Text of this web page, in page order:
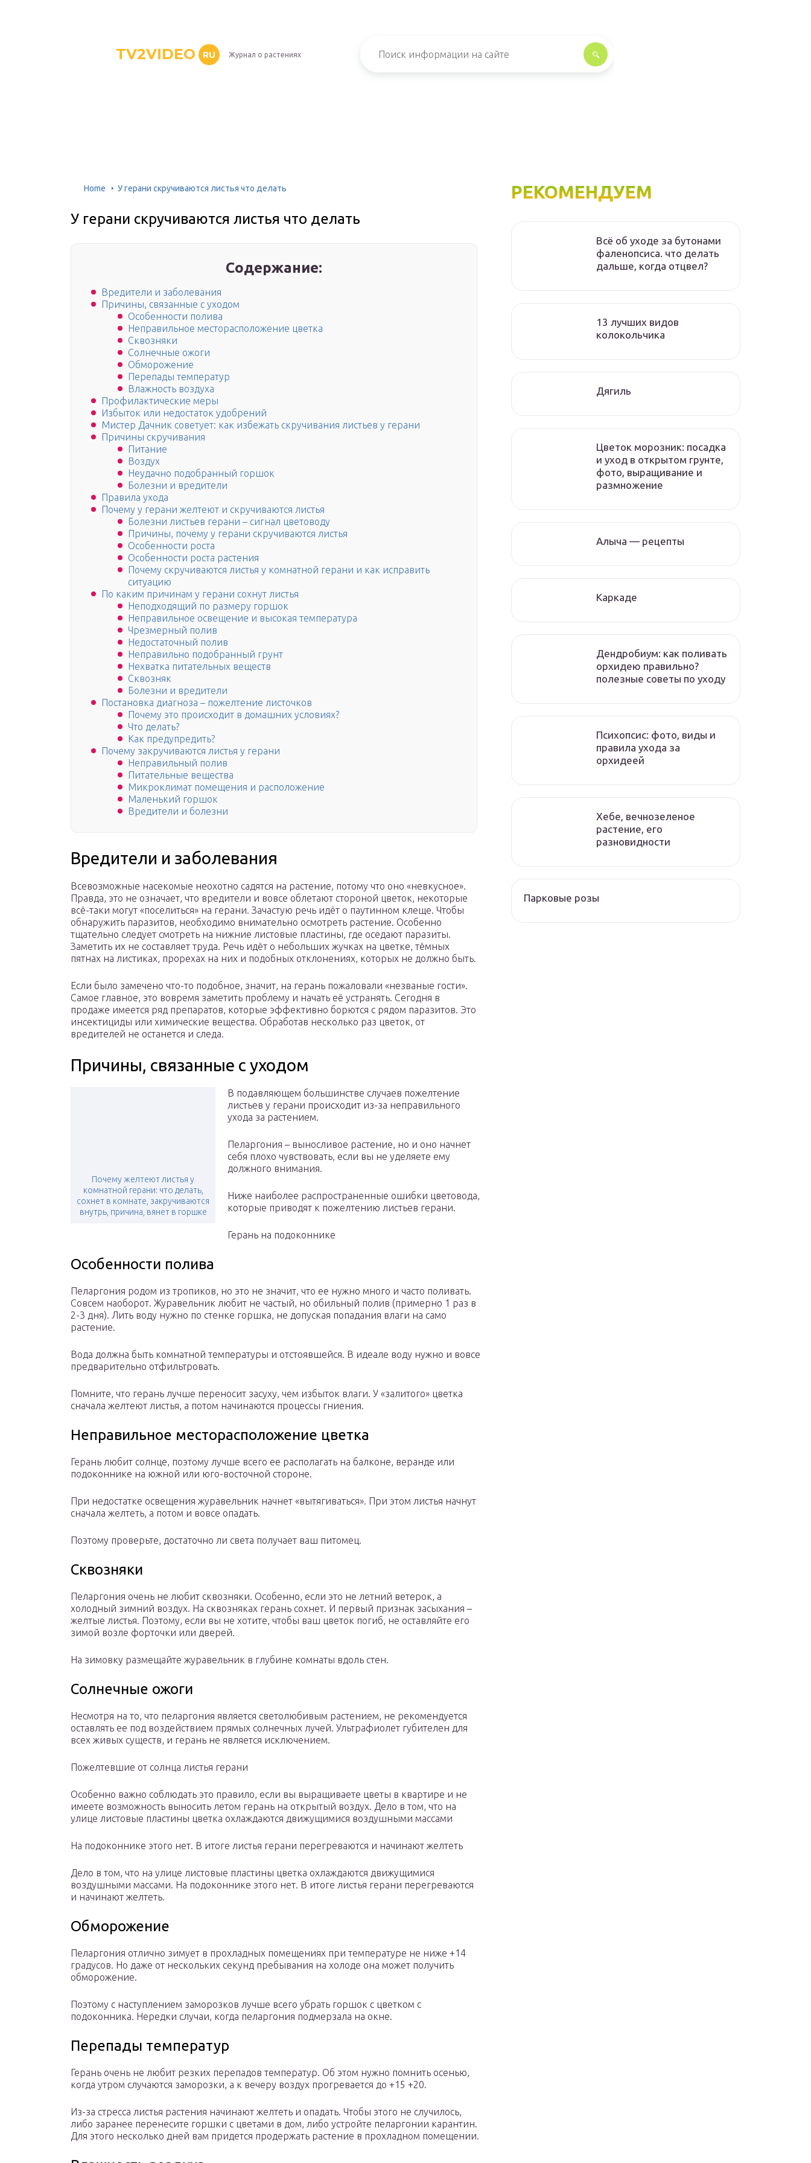
TV2VIDEO RU Журнал о растениях
Home У герани скручиваются листья что делать
У герани скручиваются листья что делать
Содержание:
Вредители и заболевания
Причины, связанные с уходом
Особенности полива
Неправильное месторасположение цветка
Сквозняки
Солнечные ожоги
Обморожение
Перепады температур
Влажность воздуха
Профилактические меры
Избыток или недостаток удобрений
Мистер Дачник советует: как избежать скручивания листьев у герани
Причины скручивания
Питание
Воздух
Неудачно подобранный горшок
Болезни и вредители
Правила ухода
Почему у герани желтеют и скручиваются листья
Болезни листьев герани – сигнал цветоводу
Причины, почему у герани скручиваются листья
Особенности роста
Особенности роста растения
Почему скручиваются листья у комнатной герани и как исправить
ситуацию
По каким причинам у герани сохнут листья
Неподходящий по размеру горшок
Неправильное освещение и высокая температура
Чрезмерный полив
Недостаточный полив
Неправильно подобранный грунт
Нехватка питательных веществ
Сквозняк
Болезни и вредители
Постановка диагноза – пожелтение листочков
Почему это происходит в домашних условиях?
Что делать?
Как предупредить?
Почему закручиваются листья у герани
Неправильный полив
Питательные вещества
Микроклимат помещения и расположение
Маленький горшок
Вредители и болезни
Вредители и заболевания
Всевозможные насекомые неохотно садятся на растение, потому что оно «невкусное».
Правда, это не означает, что вредители и вовсе облетают стороной цветок, некоторые
всё-таки могут «поселиться» на герани. Зачастую речь идёт о паутинном клеще. Чтобы
обнаружить паразитов, необходимо внимательно осмотреть растение. Особенно
тщательно следует смотреть на нижние листовые пластины, где оседают паразиты.
Заметить их не составляет труда. Речь идёт о небольших жучках на цветке, тёмных
пятнах на листиках, прорехах на них и подобных отклонениях, которых не должно быть.
Если было замечено что-то подобное, значит, на герань пожаловали «незваные гости».
Самое главное, это вовремя заметить проблему и начать её устранять. Сегодня в
продаже имеется ряд препаратов, которые эффективно борются с рядом паразитов. Это
инсектициды или химические вещества. Обработав несколько раз цветок, от
вредителей не останется и следа.
Причины, связанные с уходом
Почему желтеют листья у
комнатной герани: что делать,
сохнет в комнате, закручиваются
внутрь, причина, вянет в горшке
В подавляющем большинстве случаев пожелтение
листьев у герани происходит из-за неправильного
ухода за растением.
Пеларгония – выносливое растение, но и оно начнет
себя плохо чувствовать, если вы не уделяете ему
должного внимания.
Ниже наиболее распространенные ошибки цветовода,
которые приводят к пожелтению листьев герани.
Герань на подоконнике
Особенности полива
Пеларгония родом из тропиков, но это не значит, что ее нужно много и часто поливать.
Совсем наоборот. Журавельник любит не частый, но обильный полив (примерно 1 раз в
2-3 дня). Лить воду нужно по стенке горшка, не допуская попадания влаги на само
растение.
Вода должна быть комнатной температуры и отстоявшейся. В идеале воду нужно и вовсе
предварительно отфильтровать.
Помните, что герань лучше переносит засуху, чем избыток влаги. У «залитого» цветка
сначала желтеют листья, а потом начинаются процессы гниения.
Неправильное месторасположение цветка
Герань любит солнце, поэтому лучше всего ее располагать на балконе, веранде или
подоконнике на южной или юго-восточной стороне.
При недостатке освещения журавельник начнет «вытягиваться». При этом листья начнут
сначала желтеть, а потом и вовсе опадать.
Поэтому проверьте, достаточно ли света получает ваш питомец.
Сквозняки
Пеларгония очень не любит сквозняки. Особенно, если это не летний ветерок, а
холодный зимний воздух. На сквозняках герань сохнет. И первый признак засыхания –
желтые листья. Поэтому, если вы не хотите, чтобы ваш цветок погиб, не оставляйте его
зимой возле форточки или дверей.
На зимовку размещайте журавельник в глубине комнаты вдоль стен.
Солнечные ожоги
Несмотря на то, что пеларгония является светолюбивым растением, не рекомендуется
оставлять ее под воздействием прямых солнечных лучей. Ультрафиолет губителен для
всех живых существ, и герань не является исключением.
Пожелтевшие от солнца листья герани
Особенно важно соблюдать это правило, если вы выращиваете цветы в квартире и не
имеете возможность выносить летом герань на открытый воздух. Дело в том, что на
улице листовые пластины цветка охлаждаются движущимися воздушными массами
На подоконнике этого нет. В итоге листья герани перегреваются и начинают желтеть
Дело в том, что на улице листовые пластины цветка охлаждаются движущимися
воздушными массами. На подоконнике этого нет. В итоге листья герани перегреваются
и начинают желтеть.
Обморожение
Пеларгония отлично зимует в прохладных помещениях при температуре не ниже +14
градусов. Но даже от нескольких секунд пребывания на холоде она может получить
обморожение.
Поэтому с наступлением заморозков лучше всего убрать горшок с цветком с
подоконника. Нередки случаи, когда пеларгония подмерзала на окне.
Перепады температур
Герань очень не любит резких перепадов температур. Об этом нужно помнить осенью,
когда утром случаются заморозки, а к вечеру воздух прогревается до +15 +20.
Из-за стресса листья растения начинают желтеть и опадать. Чтобы этого не случилось,
либо заранее перенесите горшки с цветами в дом, либо устройте пеларгонии карантин.
Для этого несколько дней вам придется продержать растение в прохладном помещении.
РЕКОМЕНДУЕМ
Всё об уходе за бутонами
фаленопсиса. что делать
дальше, когда отцвел?
13 лучших видов
колокольчика
Дягиль
Цветок морозник: посадка
и уход в открытом грунте,
фото, выращивание и
размножение
Алыча — рецепты
Каркаде
Дендробиум: как поливать
орхидею правильно?
полезные советы по уходу
Психопсис: фото, виды и
правила ухода за
орхидеей
Хебе, вечнозеленое
растение, его
разновидности
Парковые розы